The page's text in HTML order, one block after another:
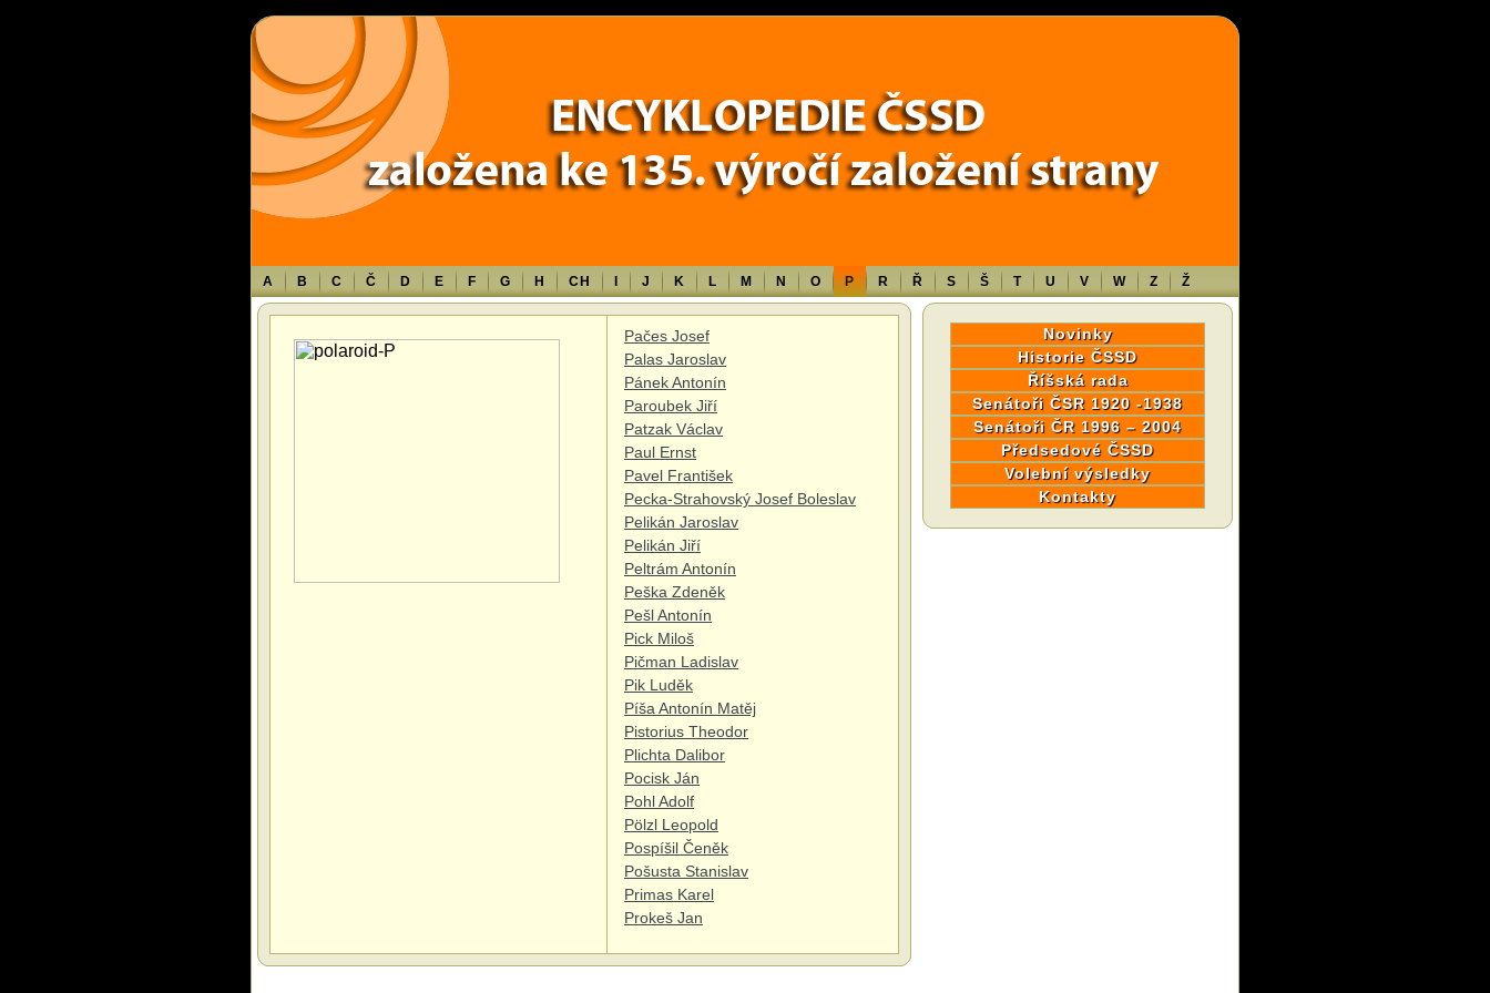
: Use of undefined constant TXT - assumed 'TXT' (this will throw an Error in a future version of PHP) in /data/www/17010/historiecssd_cz/www/wp-content/themes/sablona/functions.php
A B C Č D E F G H CH J K L M N O P R Ř S Š T U V W Z Ž
Pačes Josef
Palas Jaroslav
Pánek Antonín
Paroubek Jiří
Patzak Václav
Paul Ernst
Pavel František
Pecka-Strahovský Josef Boleslav
Pelikán Jaroslav
Pelikán Jiří
Peltrám Antonín
Peška Zdeněk
Pešl Antonín
Pick Miloš
Pičman Ladislav
Pik Luděk
Píša Antonín Matěj
Pistorius Theodor
Plichta Dalibor
Pocisk Ján
Pohl Adolf
Pölzl Leopold
Pospíšil Čeněk
Pošusta Stanislav
Primas Karel
Prokeš Jan
Novinky
Historie ČSSD
Říšská rada
Senátoři ČSR 1920 -1938
Senátoři ČR 1996 – 2004
Předsedové ČSSD
Volební výsledky
Kontakty